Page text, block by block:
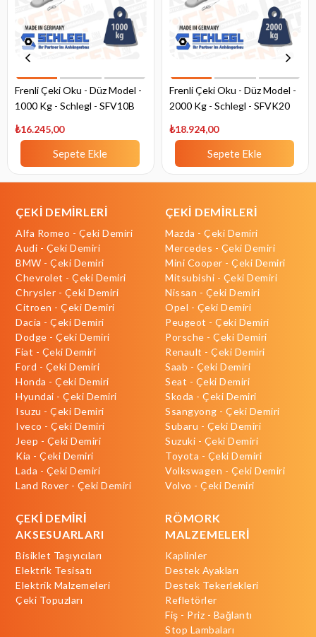
Frenli Çeki Oku - Düz Model -
1000 Kg - Schlegl - SFV10B
₺16.245,00
Sepete Ekle
Frenli Çeki Oku - Düz Model -
2000 Kg - Schlegl - SFVK20
₺18.924,00
Sepete Ekle
ÇEKİ DEMİRLERİ
Alfa Romeo - Çeki Demiri
Audi - Çeki Demiri
BMW - Çeki Demiri
Chevrolet - Çeki Demiri
Chrysler - Çeki Demiri
Citroen - Çeki Demiri
Dacia - Çeki Demiri
Dodge - Çeki Demiri
Fiat - Çeki Demiri
Ford - Çeki Demiri
Honda - Çeki Demiri
Hyundai - Çeki Demiri
Isuzu - Çeki Demiri
Iveco - Çeki Demiri
Jeep - Çeki Demiri
Kia - Çeki Demiri
Lada - Çeki Demiri
Land Rover - Çeki Demiri
ÇEKİ DEMİRLERİ
Mazda - Çeki Demiri
Mercedes - Çeki Demiri
Mini Cooper - Çeki Demiri
Mitsubishi - Çeki Demiri
Nissan - Çeki Demiri
Opel - Çeki Demiri
Peugeot - Çeki Demiri
Porsche - Çeki Demiri
Renault - Çeki Demiri
Saab - Çeki Demiri
Seat - Çeki Demiri
Skoda - Çeki Demiri
Ssangyong - Çeki Demiri
Subaru - Çeki Demiri
Suzuki - Çeki Demiri
Toyota - Çeki Demiri
Volkswagen - Çeki Demiri
Volvo - Çeki Demiri
ÇEKİ DEMİRİ
AKSESUARLARI
Bisiklet Taşıyıcıları
Elektrik Tesisatı
Elektrik Malzemeleri
Çeki Topuzları
RÖMORK
MALZEMELERİ
Kaplinler
Destek Ayakları
Destek Tekerlekleri
Refletörler
Fiş - Priz - Bağlantı
Stop Lambaları